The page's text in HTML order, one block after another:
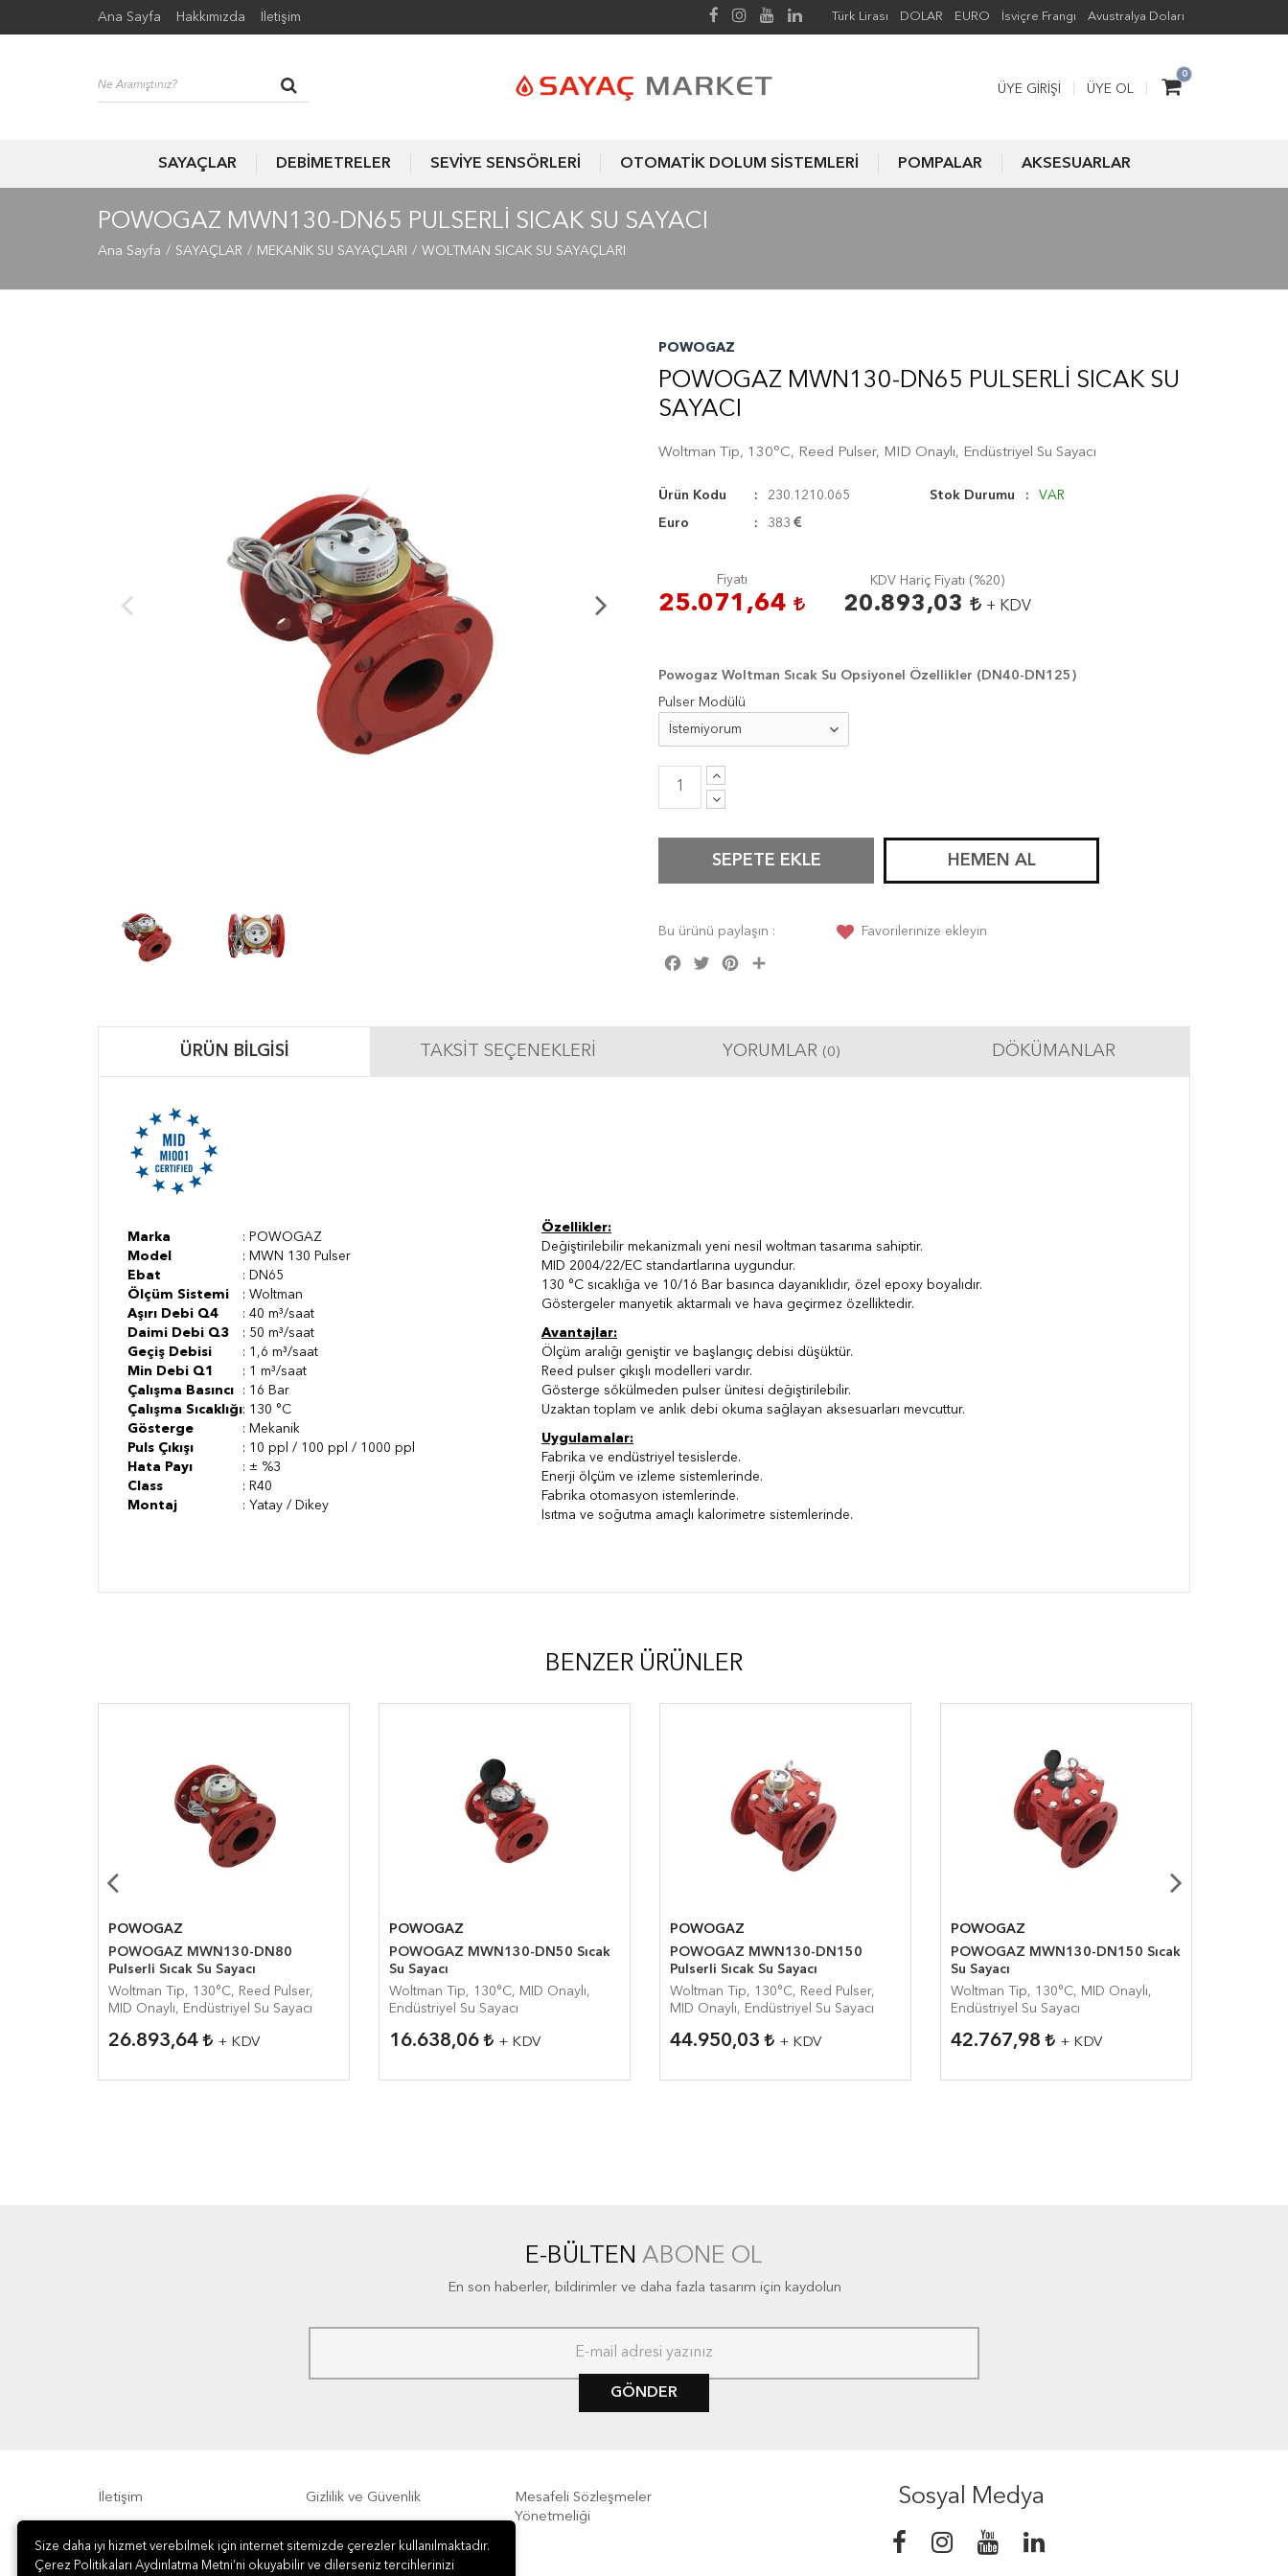
Ana Sayfa Hakkımızda İletişim Türk Lirası DOLAR EURO İsviçre Frangı Avustralya Doları
0
ÜYE GIRIŞI ÜYE OL
SAYAÇLAR DEBİMETRELER SEVİYE SENSÖRLERİ OTOMATİK DOLUM SİSTEMLERİ POMPALAR AKSESUARLAR
POWOGAZ MWN130-DN65 PULSERLI SICAK SU SAYACI
Ana Sayfa SAYAÇLAR MEKANİK SU SAYAÇLARI WOLTMAN SICAK SU SAYAÇLARI
POWOGAZ
POWOGAZ MWN130-DN65 PULSERLI SICAK SU
SAYACI
Woltman Tip, 130°C, Reed Pulser, MID Onaylı, Endüstriyel Su Sayacı
Ürün Kodu 230.1210.065 Stok Durumu VAR
Euro 383
Fiyatı
25.071,64
KDV Hariç Fiyatı ( %20 )
20.893,03 + KDV
Powogaz Woltman Sıcak Su Opsiyonel Özellikler (DN40-DN125)
Pulser Modülü
SEPETE EKLE HEMEN AL
Bu ürünü paylaşın :
Facebook
Twitter Pinterest
Favorilerinize ekleyin
ÜRÜN BILGISI TAKSIT SEÇENEKLERI YORUMLAR (0) DÖKÜMANLAR
Marka
: POWOGAZ
Model
: MWN 130 Pulser
Ebat
: DN65
Ölçüm Sistemi
: Woltman
Aşırı Debi Q4
: 40 m³/saat
Daimi Debi Q3
: 50 m³/saat
Geçiş Debisi
: 1,6 m³/saat
Min Debi Q1
: 1 m³/saat
Çalışma Basıncı
: 16 Bar
Çalışma Sıcaklığı: 130 °C
Gösterge
: Mekanik
Puls Çıkışı
: 10 ppl / 100 ppl / 1000 ppl
Hata Payı
: ± %3
Class
: R40
Montaj
: Yatay / Dikey
Özellikler:
Değiştirilebilir mekanizmalı yeni nesil woltman tasarıma sahiptir.
MID 2004/22/EC standartlarına uygundur.
130 °C sıcaklığa ve 10/16 Bar basınca dayanıklıdır, özel epoxy boyalıdır.
Göstergeler manyetik aktarmalı ve hava geçirmez özelliktedir.
Avantajlar:
Ölçüm aralığı geniştir ve başlangıç debisi düşüktür.
Reed pulser çıkışlı modelleri vardır.
Gösterge sökülmeden pulser ünitesi değiştirilebilir.
Uzaktan toplam ve anlık debi okuma sağlayan aksesuarları mevcuttur.
Uygulamalar:
Fabrika ve endüstriyel tesislerde.
Enerji ölçüm ve izleme sistemlerinde.
Fabrika otomasyon istemlerinde.
Isıtma ve soğutma amaçlı kalorimetre sistemlerinde.
BENZER ÜRÜNLER
POWOGAZ
POWOGAZ MWN130-DN80
Pulserli Sıcak Su Sayacı
Woltman Tip, 130°C, Reed Pulser,
MID Onaylı, Endüstriyel Su Sayacı
26.893,64 + KDV
POWOGAZ
POWOGAZ MWN130-DN50 Sıcak
Su Sayacı
Woltman Tip, 130°C, MID Onaylı,
Endüstriyel Su Sayacı
16.638,06 + KDV
POWOGAZ
POWOGAZ MWN130-DN150
Pulserli Sıcak Su Sayacı
Woltman Tip, 130°C, Reed Pulser,
MID Onaylı, Endüstriyel Su Sayacı
44.950,03 + KDV
POWOGAZ
POWOGAZ MWN130-DN150 Sıcak
Su Sayacı
Woltman Tip, 130°C, MID Onaylı,
Endüstriyel Su Sayacı
42.767,98 + KDV
E-BÜLTEN ABONE OL
En son haberler, bildirimler ve daha fazla tasarım için kaydolun
GÖNDER
İletişim Gizlilik ve Güvenlik
Mesafeli Sözleşmeler
Yönetmeliği
Sıkça Sorulan Sorular Sipariş, Teslimat ve İade
Sosyal Medya
Size daha iyi hizmet verebilmek için internet sitemizde çerezler kullanılmaktadır.
Çerez Politikaları Aydınlatma Metni’ni okuyabilir ve dilerseniz tercihlerinizi